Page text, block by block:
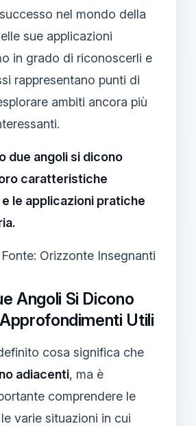
nel mondo della
sue applicazioni
in grado di riconoscerli e
rappresentano punti di
ambiti ancora più
due angoli si dicono
caratteristiche
le applicazioni pratiche
Fonte: Orizzonte Insegnanti
Angoli Si Dicono
Utili
cosa significa che
adiacenti, ma è
comprendere le
varie situazioni in cui